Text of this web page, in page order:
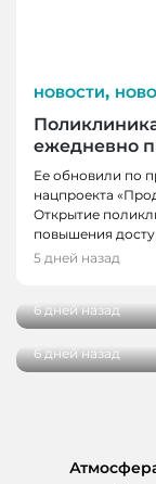
НОВОСТИ,
ежедневно
Ее обновили по
нацпроекта
Открытие
повышения
5 дней назад
НОВОСТИ,
29
миллиону
6 дней назад
НОВОСТИ,
В Кузбассе
6 дней назад